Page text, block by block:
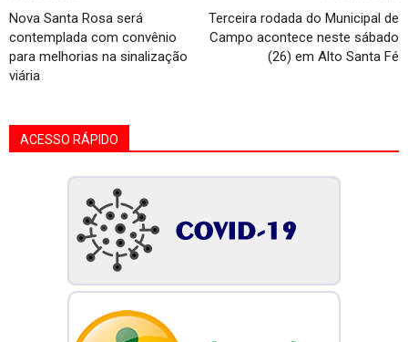
Nova Santa Rosa será
contemplada com convênio
para melhorias na sinalização
viária
Terceira rodada do Municipal de
Campo acontece neste sábado
(26) em Alto Santa Fé
ACESSO RÁPIDO